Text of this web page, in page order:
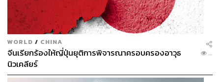
WORLD / CHINA
จีนเรียกร้องให้ญี่ปุ่นยุติการพิจารณาครอบครองอาวุธ
นิวเคลียร์
...